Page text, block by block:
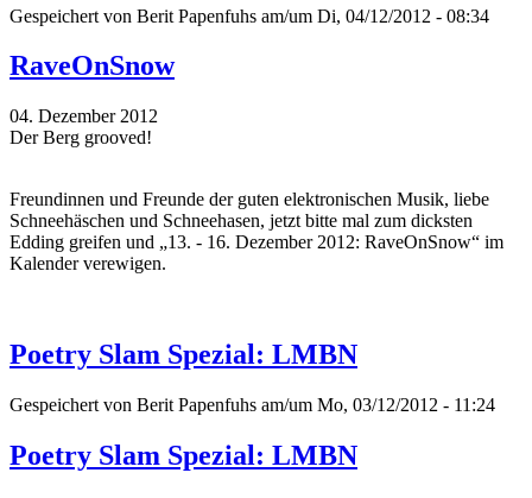
Gespeichert von Berit Papenfuhs am/um Di, 04/12/2012 - 08:34
RaveOnSnow
04. Dezember 2012
Der Berg grooved!
Freundinnen und Freunde der guten elektronischen Musik, liebe
Schneehäschen und Schneehasen, jetzt bitte mal zum dicksten
Edding greifen und „13. - 16. Dezember 2012: RaveOnSnow“ im
Kalender verewigen.
Poetry Slam Spezial: LMBN
Gespeichert von Berit Papenfuhs am/um Mo, 03/12/2012 - 11:24
Poetry Slam Spezial: LMBN